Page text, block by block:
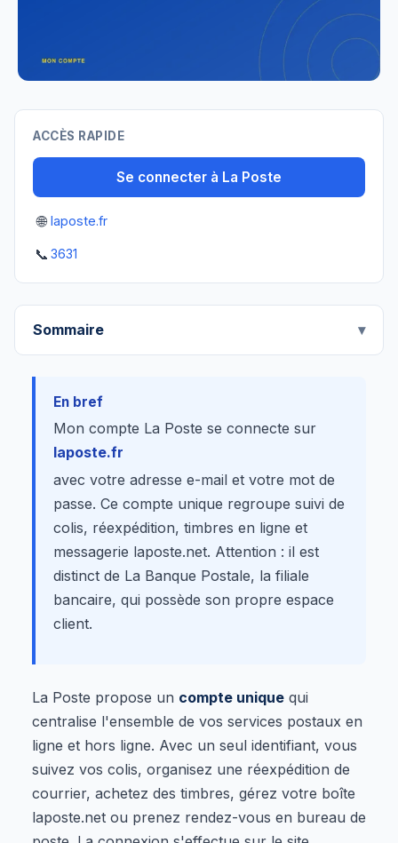
ACCÈS RAPIDE
Se connecter à La Poste
🌐 laposte.fr
📞 3631
Sommaire
En bref
Mon compte La Poste se connecte sur
laposte.fr
avec votre adresse e-mail et votre mot de
passe. Ce compte unique regroupe suivi de
colis, réexpédition, timbres en ligne et
messagerie laposte.net. Attention : il est
distinct de La Banque Postale, la filiale
bancaire, qui possède son propre espace
client.
La Poste propose un compte unique qui
centralise l'ensemble de vos services postaux en
ligne et hors ligne. Avec un seul identifiant, vous
suivez vos colis, organisez une réexpédition de
courrier, achetez des timbres, gérez votre boîte
laposte.net ou prenez rendez-vous en bureau de